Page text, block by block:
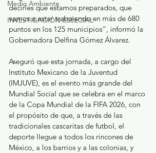
Medio Ambiente
INVESTIGACIÓN ESPECIAL
decirles que estamos preparados, que
vamos a estar trabajando en más de 680
puntos en los 125 municipios”, informó la
Gobernadora Delfina Gómez Álvarez.
Aseguró que esta jornada, a cargo del
Instituto Mexicano de la Juventud
(IMJUVE), es el evento más grande del
Mundial Social que se celebra en el marco
de la Copa Mundial de la FIFA 2026, con
el propósito de que, a través de las
tradicionales cascaritas de futbol, el
deporte llegue a todos los rincones de
México, a los barrios y a las colonias, y